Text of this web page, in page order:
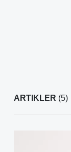
ARTIKLER (5)